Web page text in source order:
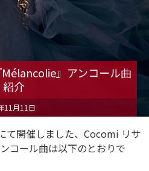
』アンコール曲
紹介
11月11日
て開催しました、Cocomi リサ
コール曲は以下のとおりで